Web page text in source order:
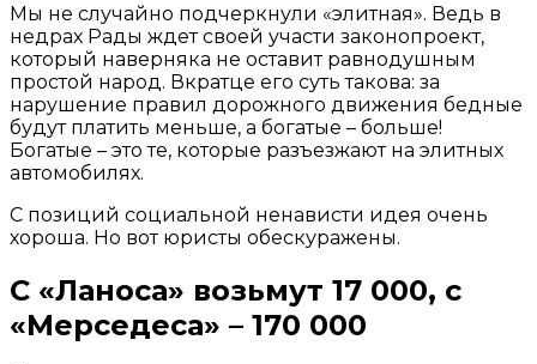
Мы не случайно подчеркнули «элитная». Ведь в
недрах Рады ждет своей участи законопроект,
который наверняка не оставит равнодушным
простой народ. Вкратце его суть такова: за
нарушение правил дорожного движения бедные
будут платить меньше, а богатые – больше!
Богатые – это те, которые разъезжают на элитных
автомобилях.
С позиций социальной ненависти идея очень
хороша. Но вот юристы обескуражены.
С «Ланоса» возьмут 17 000, с
«Мерседеса» – 170 000